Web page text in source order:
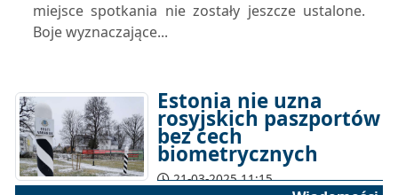
miejsce spotkania nie zostały jeszcze ustalone.
Boje wyznaczające...
Estonia nie uzna
rosyjskich paszportów
bez cech
biometrycznych
21-03-2025 11:15